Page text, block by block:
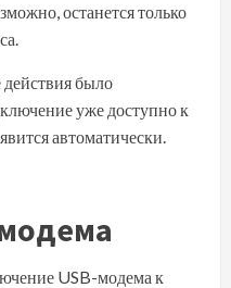
останется только
было
уже доступно к
автоматически.
USB-модема к